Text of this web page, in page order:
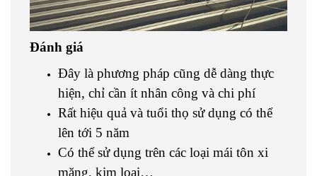
Đánh giá
Đây là phương pháp cũng dễ dàng thực
hiện, chỉ cần ít nhân công và chi phí
Rất hiệu quả và tuổi thọ sử dụng có thể
lên tới 5 năm
Có thể sử dụng trên các loại mái tôn xi
măng, kim loại…